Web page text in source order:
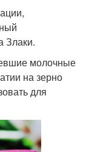
Злаки.
молочные
на зерно
для